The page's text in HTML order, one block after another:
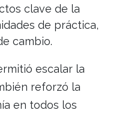
clave de la
de práctica,
cambio.
escalar la
reforzó la
en todos los